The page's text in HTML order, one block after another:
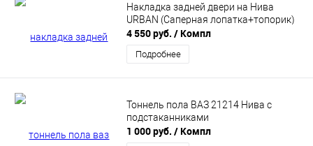
Накладка задней двери на Нива
URBAN (Саперная лопатка+топорик)
4 550 руб. / Компл
Подробнее
Тоннель пола ВАЗ 21214 Нива с
подстаканниками
1 000 руб. / Компл